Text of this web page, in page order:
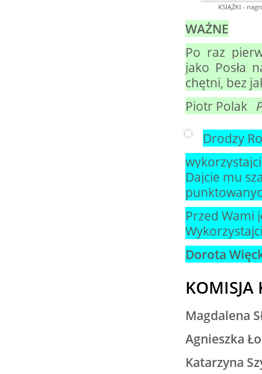
KSIĄŻKI -
WAŻNE
Po raz
jako Posła
chętni, bez
Piotr Polak
Drodzy
Dajcie mu
Przed Wami
Dorota
KOMISJA
Magdalena
Agnieszka
Katarzyna